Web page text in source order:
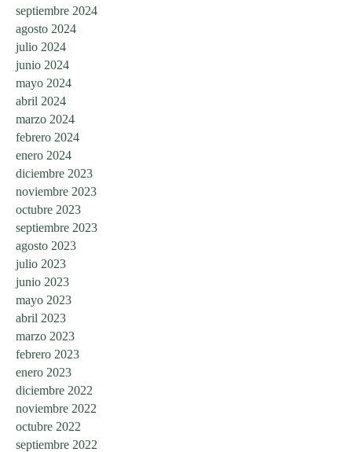
septiembre 2024
agosto 2024
julio 2024
junio 2024
mayo 2024
abril 2024
marzo 2024
febrero 2024
enero 2024
diciembre 2023
noviembre 2023
octubre 2023
septiembre 2023
agosto 2023
julio 2023
junio 2023
mayo 2023
abril 2023
marzo 2023
febrero 2023
enero 2023
diciembre 2022
noviembre 2022
octubre 2022
septiembre 2022